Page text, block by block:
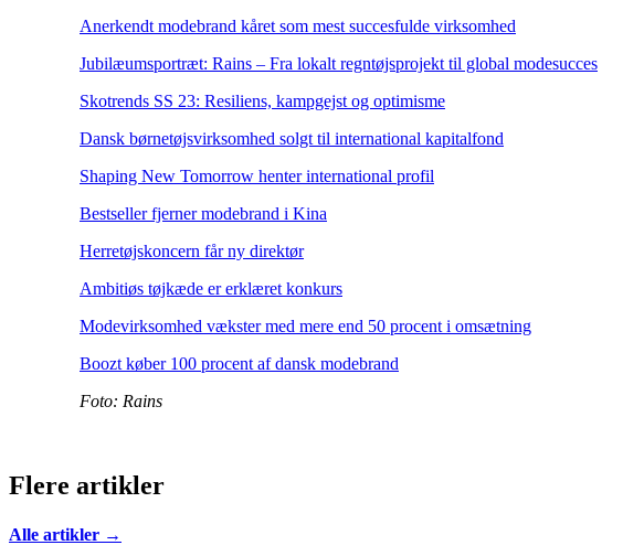
Anerkendt modebrand kåret som mest succesfulde virksomhed
Jubilæumsportræt: Rains – Fra lokalt regntøjsprojekt til global modesucces
Skotrends SS 23: Resiliens, kampgejst og optimisme
Dansk børnetøjsvirksomhed solgt til international kapitalfond
Shaping New Tomorrow henter international profil
Bestseller fjerner modebrand i Kina
Herretøjskoncern får ny direktør
Ambitiøs tøjkæde er erklæret konkurs
Modevirksomhed vækster med mere end 50 procent i omsætning
Boozt køber 100 procent af dansk modebrand
Foto: Rains
Flere artikler
Alle artikler →